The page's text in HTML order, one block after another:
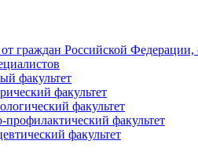
граждан Российской
факультет
факультет
факультет
факультет
факультет